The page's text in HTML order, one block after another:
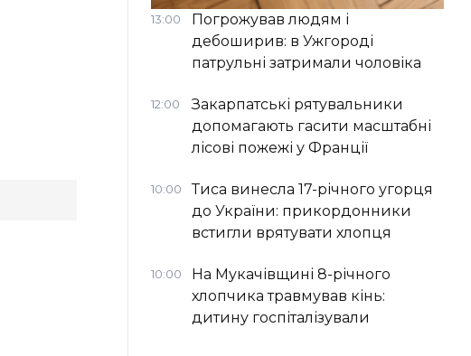
13:00
Погрожував людям і
дебоширив: в Ужгороді
патрульні затримали чоловіка
12:00
Закарпатські рятувальники
допомагають гасити масштабні
лісові пожежі у Франції
10:00
Тиса винесла 17-річного угорця
до України: прикордонники
встигли врятувати хлопця
10:00
На Мукачівщині 8-річного
хлопчика травмував кінь:
дитину госпіталізували